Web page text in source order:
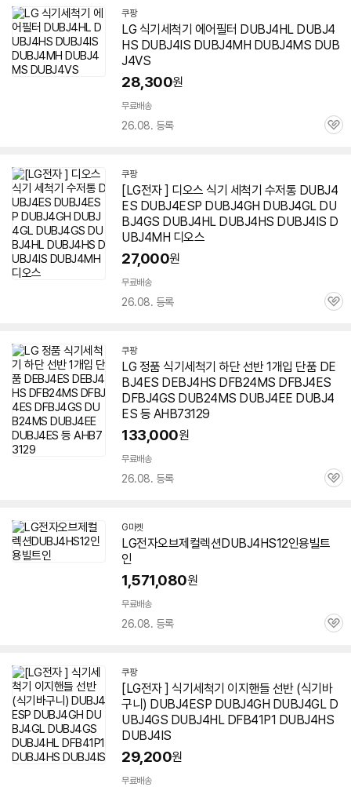
쿠팡
LG 식기세척기 에어필터 DUBJ4HL DUBJ4
HS DUBJ4IS DUBJ4MH DUBJ4MS DUB
J4VS
28,300원
무료배송
26.08. 등록
관
쿠팡
[LG전자 ] 디오스 식기 세척기 수저통 DUBJ4
ES DUBJ4ESP DUBJ4GH DUBJ4GL DU
BJ4GS DUBJ4HL DUBJ4HS DUBJ4IS D
UBJ4MH 디오스
27,000원
무료배송
26.08. 등록
관
쿠팡
LG 정품 식기세척기 하단 선반 1개입 단품 DE
BJ4ES DEBJ4HS DFB24MS DFBJ4ES
DFBJ4GS DUB24MS DUBJ4EE DUBJ4
ES 등 AHB73129
133,000원
무료배송
26.08. 등록
관
G마켓
LG전자오브제컬렉션DUBJ4HS12인용빌트
인
1,571,080원
무료배송
26.08. 등록
관
쿠팡
[LG전자 ] 식기세척기 이지핸들 선반 (식기바
구니) DUBJ4ESP DUBJ4GH DUBJ4GL D
UBJ4GS DUBJ4HL DFB41P1 DUBJ4HS
DUBJ4IS
29,200원
무료배송
세부정보 열기/접기